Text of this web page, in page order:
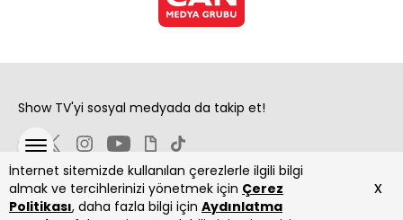
İnternet sitemizde kullanılan çerezlerle ilgili bilgi
almak ve tercihlerinizi yönetmek için Çerez
Politikası, daha fazla bilgi için Aydınlatma
x
Show TV'yi sosyal medyada da takip et!